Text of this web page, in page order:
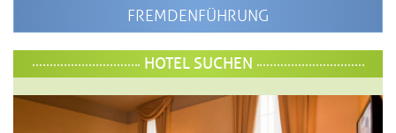
FREMDENFÜHRUNG
HOTEL SUCHEN